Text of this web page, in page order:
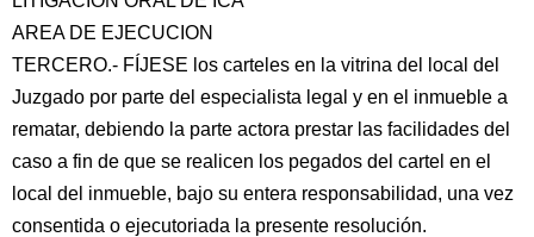
AREA DE EJECUCION
TERCERO.- FÍJESE los carteles en la vitrina del local del
Juzgado por parte del especialista legal y en el inmueble a
rematar, debiendo la parte actora prestar las facilidades del
caso a fin de que se realicen los pegados del cartel en el
local del inmueble, bajo su entera responsabilidad, una vez
consentida o ejecutoriada la presente resolución.